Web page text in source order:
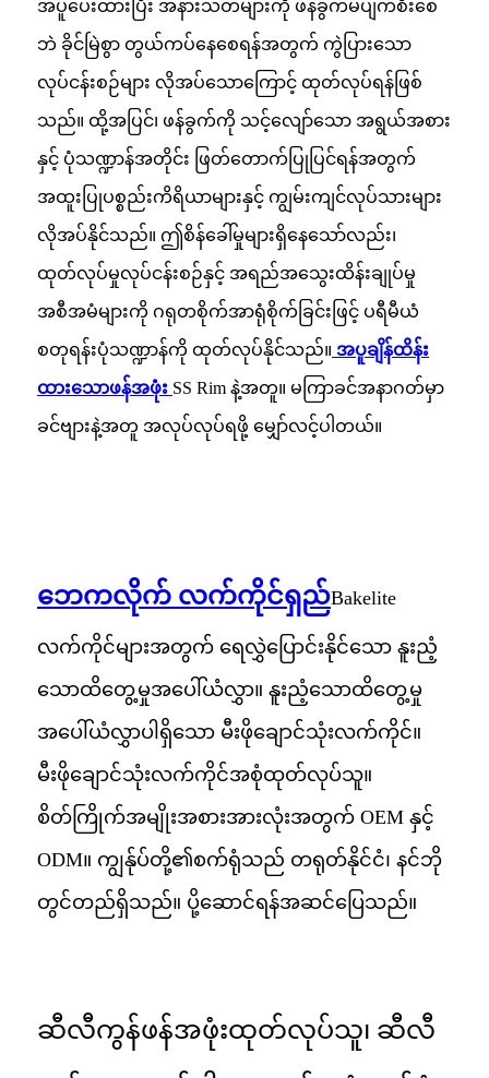
အပူပေးထားပြီး အနားသတ်များကို ဖန်ခွက်မပျက်စီးစေ
ဘဲ ခိုင်မြဲစွာ တွယ်ကပ်နေစေရန်အတွက် ကွဲပြားသော
လုပ်ငန်းစဉ်များ လိုအပ်သောကြောင့် ထုတ်လုပ်ရန်ဖြစ်
သည်။ ထို့အပြင်၊ ဖန်ခွက်ကို သင့်လျော်သော အရွယ်အစား
နှင့် ပုံသဏ္ဍာန်အတိုင်း ဖြတ်တောက်ပြုပြင်ရန်အတွက်
အထူးပြုပစ္စည်းကိရိယာများနှင့် ကျွမ်းကျင်လုပ်သားများ
လိုအပ်နိုင်သည်။ ဤစိန်ခေါ်မှုများရှိနေသော်လည်း၊
ထုတ်လုပ်မှုလုပ်ငန်းစဉ်နှင့် အရည်အသွေးထိန်းချုပ်မှု
အစီအမံများကို ဂရုတစိုက်အာရုံစိုက်ခြင်းဖြင့် ပရီမီယံ
စတုရန်းပုံသဏ္ဍာန်ကို ထုတ်လုပ်နိုင်သည်။ အပူချိန်ထိန်း
ထားသောဖန်အဖုံး SS Rim နဲ့အတူ။ မကြာခင်အနာဂတ်မှာ
ခင်ဗျားနဲ့အတူ အလုပ်လုပ်ရဖို့ မျှော်လင့်ပါတယ်။
ဘေကလိုက် လက်ကိုင်ရှည်Bakelite
လက်ကိုင်များအတွက် ရေလွှဲပြောင်းနိုင်သော နူးညံ့
သောထိတွေ့မှုအပေါ်ယံလွှာ။ နူးညံ့သောထိတွေ့မှု
အပေါ်ယံလွှာပါရှိသော မီးဖိုချောင်သုံးလက်ကိုင်။
မီးဖိုချောင်သုံးလက်ကိုင်အစုံထုတ်လုပ်သူ။
စိတ်ကြိုက်အမျိုးအစားအားလုံးအတွက် OEM နှင့်
ODM။ ကျွန်ုပ်တို့၏စက်ရုံသည် တရုတ်နိုင်ငံ၊ နင်ဘို
တွင်တည်ရှိသည်။ ပို့ဆောင်ရန်အဆင်ပြေသည်။
ဆီလီကွန်ဖန်အဖုံးထုတ်လုပ်သူ၊ ဆီလီ